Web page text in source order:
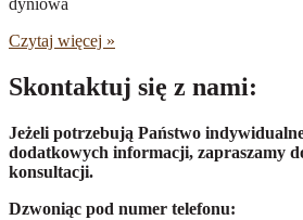
dyniowa
Czytaj więcej »
Skontaktuj się z nami:
Jeżeli potrzebują Państwo
dodatkowych informacji, zapraszamy
konsultacji.
Dzwoniąc pod numer telefonu: